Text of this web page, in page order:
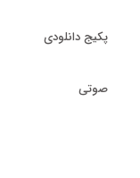
پکیج دانلودی
صوتی